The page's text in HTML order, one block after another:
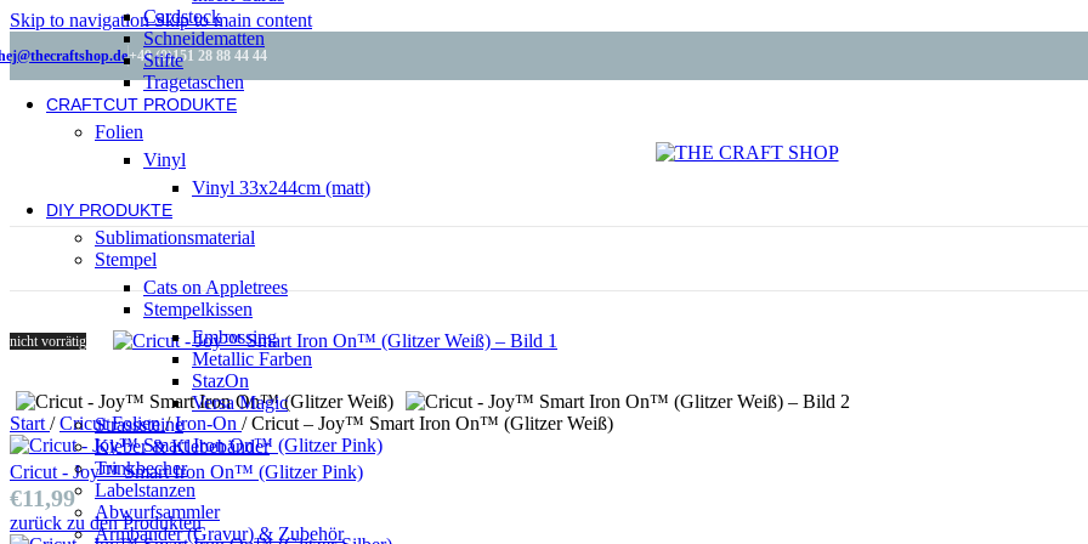
Skip to navigationSkip to main content
+49 (0)151 28 88 44 44
Cardstock
Schneidematten
Stifte
Tragetaschen
CRAFTCUT PRODUKTE
Folien
Vinyl
Vinyl 33x244cm (matt)
DIY PRODUKTE
Sublimationsmaterial
Stempel
Cats on Appletrees
Stempelkissen
Embossing
Metallic Farben
StazOn
Versa Magic
Strasssteine
Kleber & Klebebänder
Trinkbecher
Labelstanzen
Abwurfsammler
Armbänder (Gravur) & Zubehör
nicht vorrätig
Start / Cricut Folien/ Iron-On / Cricut – Joy™ Smart Iron On™ (Glitzer Weiß)
Cricut - Joy™ Smart Iron On™ (Glitzer Pink)
€11,99
zurück zu den Produkten